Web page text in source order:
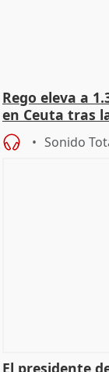
Rego eleva a
en Ceuta tras
Sonido
El presidente